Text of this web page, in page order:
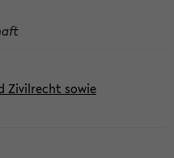
Zivilrecht sowie